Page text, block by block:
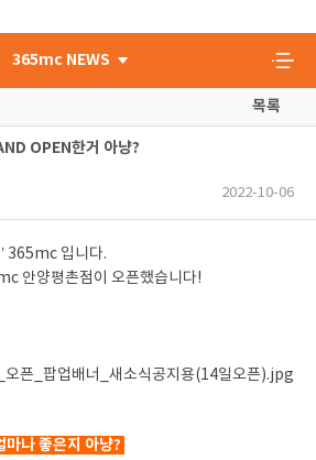
365mc NEWS
목록
OPEN한거 아냥?
2022-10-06
365mc 입니다.
안양평촌점이 오픈했습니다!
나 좋은지 아냥?